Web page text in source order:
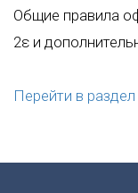
Общие правила
2ε и
Перейти в раздел